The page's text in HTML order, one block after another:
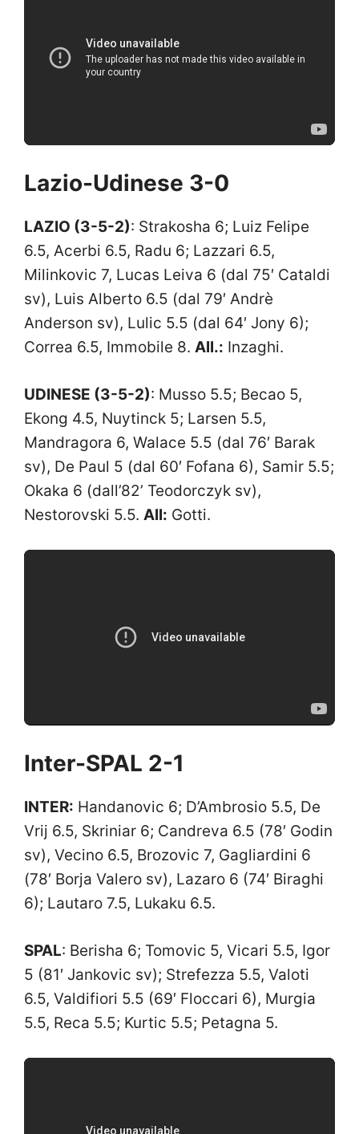
Lazio-Udinese 3-0
LAZIO (3-5-2): Strakosha 6; Luiz Felipe
6.5, Acerbi 6.5, Radu 6; Lazzari 6.5,
Milinkovic 7, Lucas Leiva 6 (dal 75′ Cataldi
sv), Luis Alberto 6.5 (dal 79′ Andrè
Anderson sv), Lulic 5.5 (dal 64′ Jony 6);
Correa 6.5, Immobile 8. All.: Inzaghi.
UDINESE (3-5-2): Musso 5.5; Becao 5,
Ekong 4.5, Nuytinck 5; Larsen 5.5,
Mandragora 6, Walace 5.5 (dal 76′ Barak
sv), De Paul 5 (dal 60′ Fofana 6), Samir 5.5;
Okaka 6 (dall’82’ Teodorczyk sv),
Nestorovski 5.5. All: Gotti.
Inter-SPAL 2-1
INTER: Handanovic 6; D’Ambrosio 5.5, De
Vrij 6.5, Skriniar 6; Candreva 6.5 (78′ Godin
sv), Vecino 6.5, Brozovic 7, Gagliardini 6
(78′ Borja Valero sv), Lazaro 6 (74′ Biraghi
6); Lautaro 7.5, Lukaku 6.5.
SPAL: Berisha 6; Tomovic 5, Vicari 5.5, Igor
5 (81′ Jankovic sv); Strefezza 5.5, Valoti
6.5, Valdifiori 5.5 (69′ Floccari 6), Murgia
5.5, Reca 5.5; Kurtic 5.5; Petagna 5.